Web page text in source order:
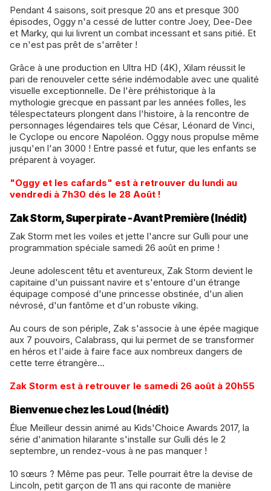
​Pendant 4 saisons, soit presque 20 ans et presque 300
épisodes, Oggy n'a cessé de lutter contre Joey, Dee-Dee
et Marky, qui lui livrent un combat incessant et sans pitié. Et
ce n'est pas prêt de s'arrêter !
​Grâce à une production en Ultra HD (4K), Xilam réussit le
pari de renouveler cette série indémodable avec une qualité
visuelle exceptionnelle. De l'ère préhistorique à la
mythologie grecque en passant par les années folles, les
télespectateurs plongent dans l'histoire, à la rencontre de
personnages légendaires tels que César, Léonard de Vinci,
le Cyclope ou encore Napoléon. Oggy nous propulse même
jusqu'en l'an 3000 ! Entre passé et futur, que les enfants se
préparent à voyager.
​"Oggy et les cafards" est à retrouver du lundi au
vendredi à 7h30 dés le 28 Août !
Zak Storm, Super pirate - Avant Première (Inédit)
Zak Storm met les voiles et jette l'ancre sur Gulli pour une
programmation spéciale samedi 26 août en prime !
Jeune adolescent têtu et aventureux, Zak Storm devient le
capitaine d'un puissant navire et s'entoure d'un étrange
équipage composé d'une princesse obstinée, d'un alien
névrosé, d'un fantôme et d'un robuste viking.
​Au cours de son périple, Zak s'associe à une épée magique
aux 7 pouvoirs, Calabrass, qui lui permet de se transformer
en héros et l'aide à faire face aux nombreux dangers de
cette terre étrangère...
​Zak Storm est à retrouver le samedi 26 août à 20h55
Bienvenue chez les Loud (Inédit)
Élue Meilleur dessin animé au Kids'Choice Awards 2017, la
série d'animation hilarante s'installe sur Gulli dés le 2
septembre, un rendez-vous à ne pas manquer !
​10 sœurs ? Même pas peur. Telle pourrait être la devise de
Lincoln, petit garçon de 11 ans qui raconte de manière